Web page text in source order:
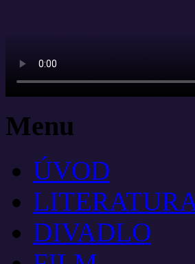
Menu
ÚVOD
DIVADLO